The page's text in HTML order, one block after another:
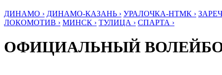
ДИНАМО › ДИНАМО-КАЗАНЬ › УРАЛОЧКА-НТМК ›
ЛОКОМОТИВ › МИНСК › ТУЛИЦА › СПАРТА ›
ОФИЦИАЛЬНЫЙ